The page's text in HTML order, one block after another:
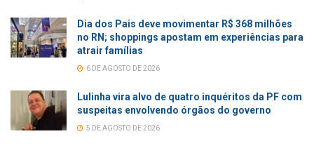
Dia dos Pais deve movimentar R$ 368 milhões
no RN; shoppings apostam em experiências para
atrair famílias
6 DE AGOSTO DE 2026
Lulinha vira alvo de quatro inquéritos da PF com
suspeitas envolvendo órgãos do governo
5 DE AGOSTO DE 2026